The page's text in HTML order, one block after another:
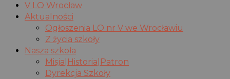
V LO Wrocław
Aktualności
Ogłoszenia LO nr V we Wrocławiu
Z życia szkoły
Nasza szkoła
Misja|Historia|Patron
Dyrekcja Szkoły